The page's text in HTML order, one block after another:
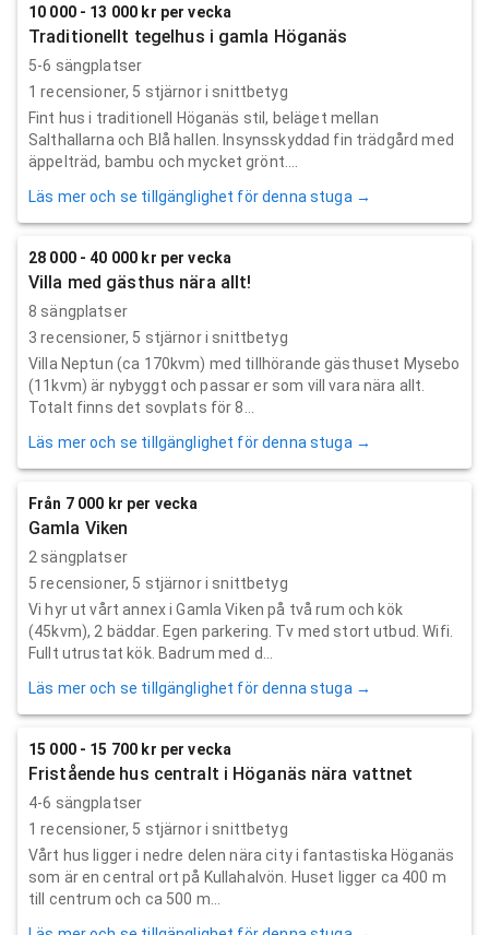
10 000 - 13 000 kr per vecka
Traditionellt tegelhus i gamla Höganäs
5-6 sängplatser
1 recensioner, 5 stjärnor i snittbetyg
Fint hus i traditionell Höganäs stil, beläget mellan
Salthallarna och Blå hallen. Insynsskyddad fin trädgård med
äppelträd, bambu och mycket grönt....
Läs mer och se tillgänglighet för denna stuga →
28 000 - 40 000 kr per vecka
Villa med gästhus nära allt!
8 sängplatser
3 recensioner, 5 stjärnor i snittbetyg
Villa Neptun (ca 170kvm) med tillhörande gästhuset Mysebo
(11kvm) är nybyggt och passar er som vill vara nära allt.
Totalt finns det sovplats för 8...
Läs mer och se tillgänglighet för denna stuga →
Från 7 000 kr per vecka
Gamla Viken
2 sängplatser
5 recensioner, 5 stjärnor i snittbetyg
Vi hyr ut vårt annex i Gamla Viken på två rum och kök
(45kvm), 2 bäddar. Egen parkering. Tv med stort utbud. Wifi.
Fullt utrustat kök. Badrum med d...
Läs mer och se tillgänglighet för denna stuga →
15 000 - 15 700 kr per vecka
Fristående hus centralt i Höganäs nära vattnet
4-6 sängplatser
1 recensioner, 5 stjärnor i snittbetyg
Vårt hus ligger i nedre delen nära city i fantastiska Höganäs
som är en central ort på Kullahalvön. Huset ligger ca 400 m
till centrum och ca 500 m...